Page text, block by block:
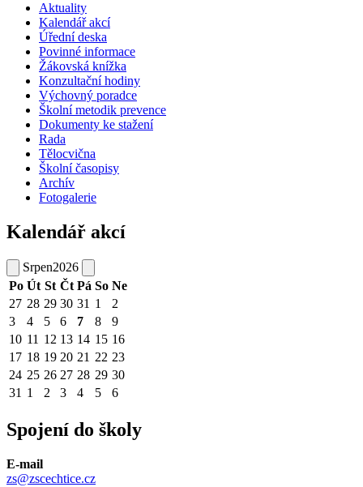
Aktuality
Kalendář akcí
Úřední deska
Povinné informace
Žákovská knížka
Konzultační hodiny
Výchovný poradce
Školní metodik prevence
Dokumenty ke stažení
Rada
Tělocvična
Školní časopisy
Archív
Fotogalerie
Kalendář akcí
Srpen2026
Po Út St Čt Pá So Ne
27 28 29 30 31 1
2
3
4 5 6 7 8
9
10 11 12 13 14 15 16
17 18 19 20 21 22 23
24 25 26 27 28 29 30
31 1 2 3 4 5 6
Spojení do školy
E-mail
zs@zscechtice.cz